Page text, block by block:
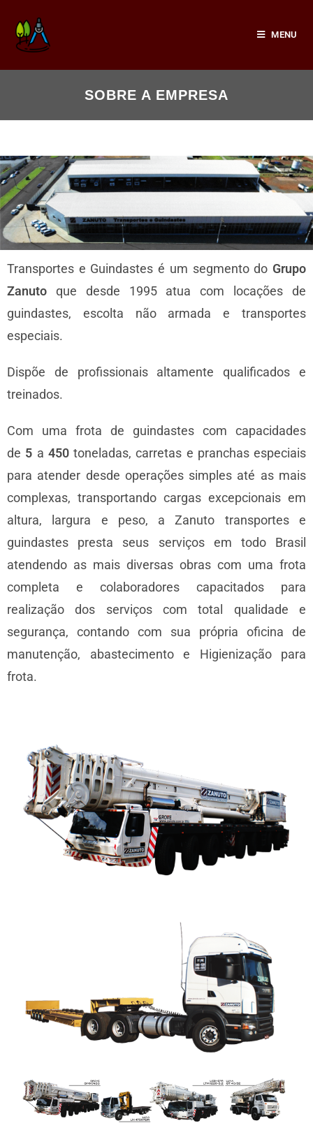
MENU
SOBRE A EMPRESA
Transportes e Guindastes é um segmento do Grupo
Zanuto que desde 1995 atua com locações de
guindastes, escolta não armada e transportes
especiais.
Dispõe de profissionais altamente qualificados e
treinados.
Com uma frota de guindastes com capacidades
de 5 a 450toneladas, carretas e pranchas especiais
para atender desde operações simples até as mais
complexas, transportando cargas excepcionais em
altura, largura e peso, a Zanuto transportes e
guindastes presta seus serviços em todo Brasil
atendendo as mais diversas obras com uma frota
completa e colaboradores capacitados para
realização dos serviços com total qualidade e
segurança, contando com sua própria oficina de
manutenção, abastecimento e Higienização para
frota.